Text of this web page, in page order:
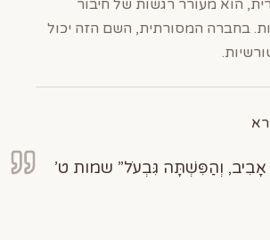
הוא מעורר רגשות של חיבור
בחברה המסורתית, השם הזה יכול
אָבִיב, וְהַפִּשְׁתָּה גִּבְעֹל” שמות ט’